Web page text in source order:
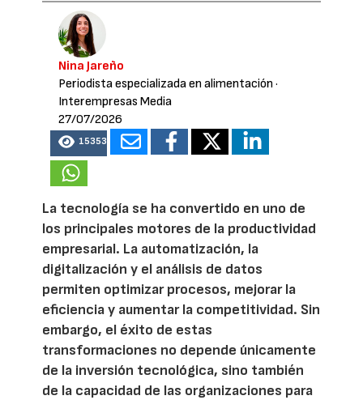
Nina Jareño
Periodista especializada en alimentación ·
Interempresas Media
27/07/2026
15353
La tecnología se ha convertido en uno de
los principales motores de la productividad
empresarial. La automatización, la
digitalización y el análisis de datos
permiten optimizar procesos, mejorar la
eficiencia y aumentar la competitividad. Sin
embargo, el éxito de estas
transformaciones no depende únicamente
de la inversión tecnológica, sino también
de la capacidad de las organizaciones para